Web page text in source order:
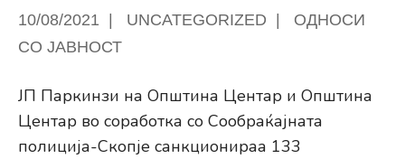
10/08/2021 UNCATEGORIZED
ОДНОСИ
СО ЈАВНОСТ
ЈП Паркинзи на Општина Центар и Општина
Центар во соработка со Сообраќајната
полиција-Скопје санкционираа 133